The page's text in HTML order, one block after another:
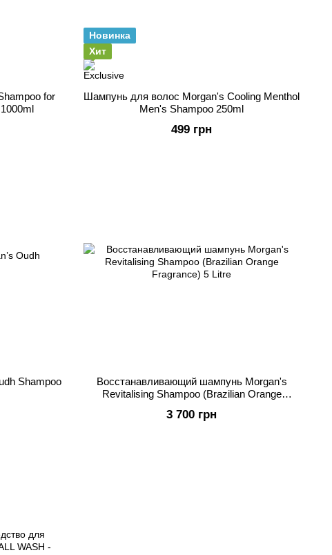
for
Новинка
Хит
Шампунь для волос Morgan's Cooling Menthol
Men's Shampoo 250ml
499 грн
Shampoo
Восстанавливающий шампунь Morgan's
Revitalising Shampoo (Brazilian Orange
3 700 грн